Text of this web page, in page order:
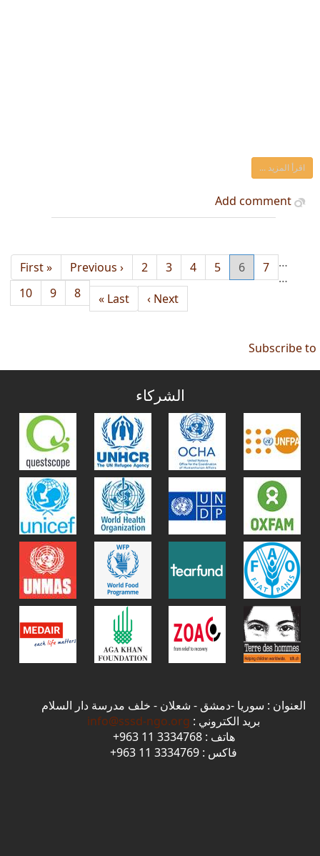
اقرأ المزيد ...
Add comment
First
page
« First
Previous
page
‹ Previous … الصفحة
2
الصفحة
3
الصفحة
4
الصفحة
5
Current
page
6
الصفحة
7
الصفحة
8 الصفحة
9
10
…
Next
page
Next ›
Last
page
Last »
Subscribe to
الشركاء
العنوان : سوريا -دمشق - شعلان - خلف مدرسة دار السلام
بريد الكتروني : info@sssd-ngo.org
هاتف : 3334768 11 963+
فاكس : 3334769 11 963+